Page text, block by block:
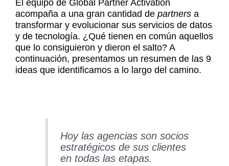
El equipo de Global Partner Activation
acompaña a una gran cantidad de partners a
transformar y evolucionar sus servicios de datos
y de tecnología. ¿Qué tienen en común aquellos
que lo consiguieron y dieron el salto? A
continuación, presentamos un resumen de las 9
ideas que identificamos a lo largo del camino.
Hoy las agencias son socios
estratégicos de sus clientes
en todas las etapas.